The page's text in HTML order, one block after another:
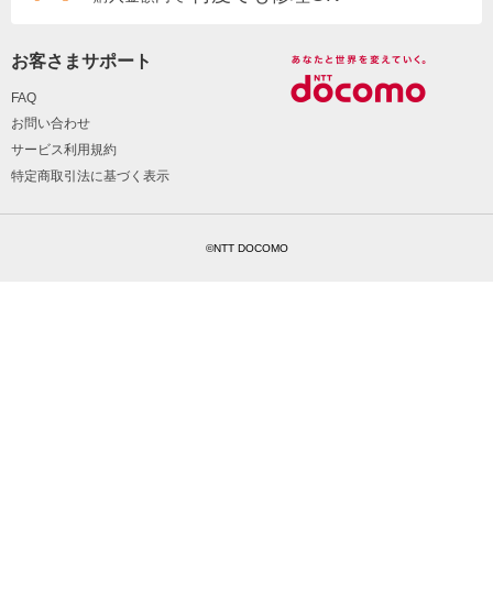
お客さまサポート
FAQ
お問い合わせ
サービス利用規約
特定商取引法に基づく表示
©NTT DOCOMO